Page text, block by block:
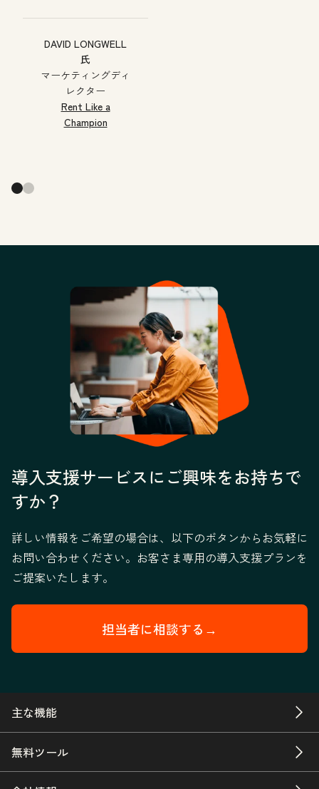
DAVID LONGWELL
氏
マーケティングディ
レクター
Rent Like a
Champion
導入支援サービスにご興味をお持ちで
すか？
詳しい情報をご希望の場合は、以下のボタンからお気軽に
お問い合わせください。お客さま専用の導入支援プランを
ご提案いたします。
担当者に相談する→
主な機能
無料ツール